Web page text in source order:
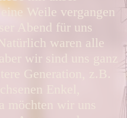
Weile vergangen
Abend für uns
waren alle
wir sind uns ganz
Generation, z.B.
Enkel,
möchten wir uns